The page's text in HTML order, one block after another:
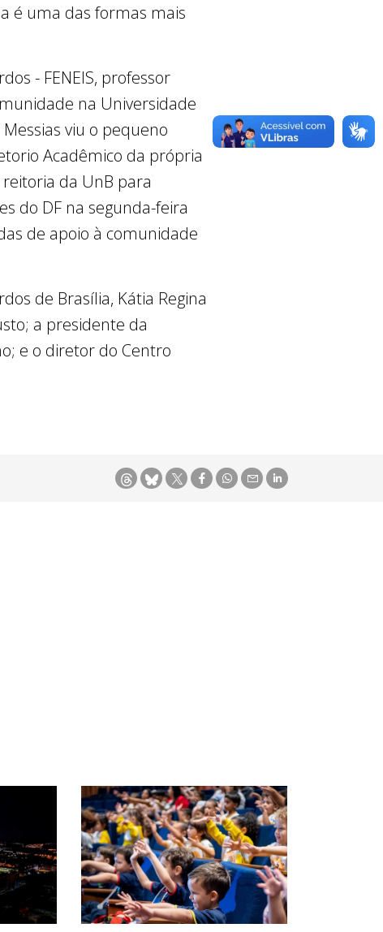
é uma das formas mais
- FENEIS, professor
na Universidade
viu o pequeno
Acadêmico da própria
da UnB para
do DF na segunda-feira
de apoio à comunidade
de Brasília, Kátia Regina
a presidente da
e o diretor do Centro